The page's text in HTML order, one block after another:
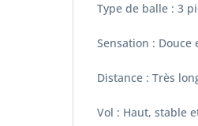
Type de balle : 3
Sensation : Douce
Distance : Très
Vol : Haut, stable